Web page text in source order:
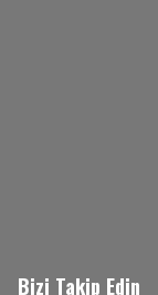
Bizi Takip Edin